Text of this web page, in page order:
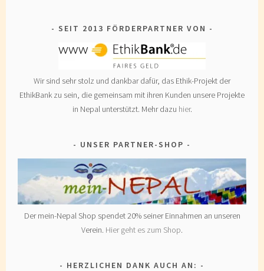
SEIT 2013 FÖRDERPARTNER VON
Wir sind sehr stolz und dankbar dafür, das Ethik-Projekt der
EthikBank zu sein, die gemeinsam mit ihren Kunden unsere Projekte
in Nepal unterstützt. Mehr dazu hier.
UNSER PARTNER-SHOP
Der mein-Nepal Shop spendet 20% seiner Einnahmen an unseren
Verein. Hier geht es zum Shop.
HERZLICHEN DANK AUCH AN: